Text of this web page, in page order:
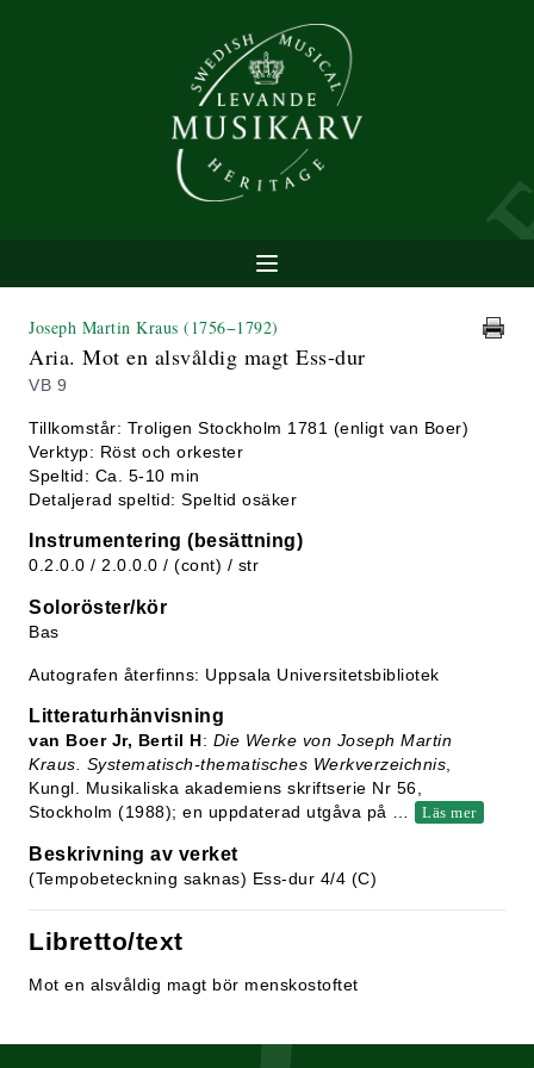
Joseph Martin Kraus (1756−1792)
Aria. Mot en alsvåldig magt Ess-dur
VB 9
Tillkomstår: Troligen Stockholm 1781 (enligt van Boer)
Verktyp: Röst och orkester
Speltid: Ca. 5-10 min
Detaljerad speltid: Speltid osäker
Instrumentering (besättning)
0.2.0.0 / 2.0.0.0 / (cont) / str
Soloröster/kör
Bas
Autografen återfinns: Uppsala Universitetsbibliotek
Litteraturhänvisning
van Boer Jr, Bertil H: Die Werke von Joseph Martin
Kraus. Systematisch-thematisches Werkverzeichnis
Kungl. Musikaliska akademiens skriftserie Nr 56,
Stockholm (1988); en uppdaterad utgåva på
Läs mer
Beskrivning av verket
(Tempobeteckning saknas) Ess-dur 4/4 (C)
Libretto/text
Mot en alsvåldig magt bör menskostoftet